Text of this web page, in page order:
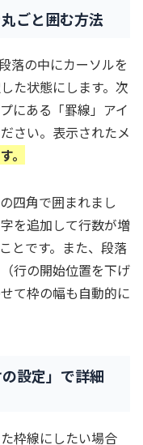
ごと囲む方法
落の中にカーソルを
た状態にします。次
にある「罫線」アイ
さい。表示されたメ
。
四角で囲まれまし
を追加して行数が増
とです。また、段落
行の開始位置を下げ
て枠の幅も自動的に
設定」で詳細
枠線にしたい場合